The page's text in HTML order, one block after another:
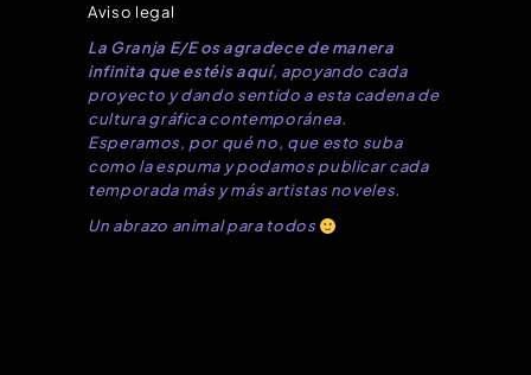
Aviso legal
La Granja E/E os agradece de manera
infinita que estéis aquí, apoyando cada
proyecto y dando sentido a esta cadena de
cultura gráfica contemporánea.
Esperamos, por qué no, que esto suba
como la espuma y podamos publicar cada
temporada más y más artistas noveles.
Un abrazo animal para todos